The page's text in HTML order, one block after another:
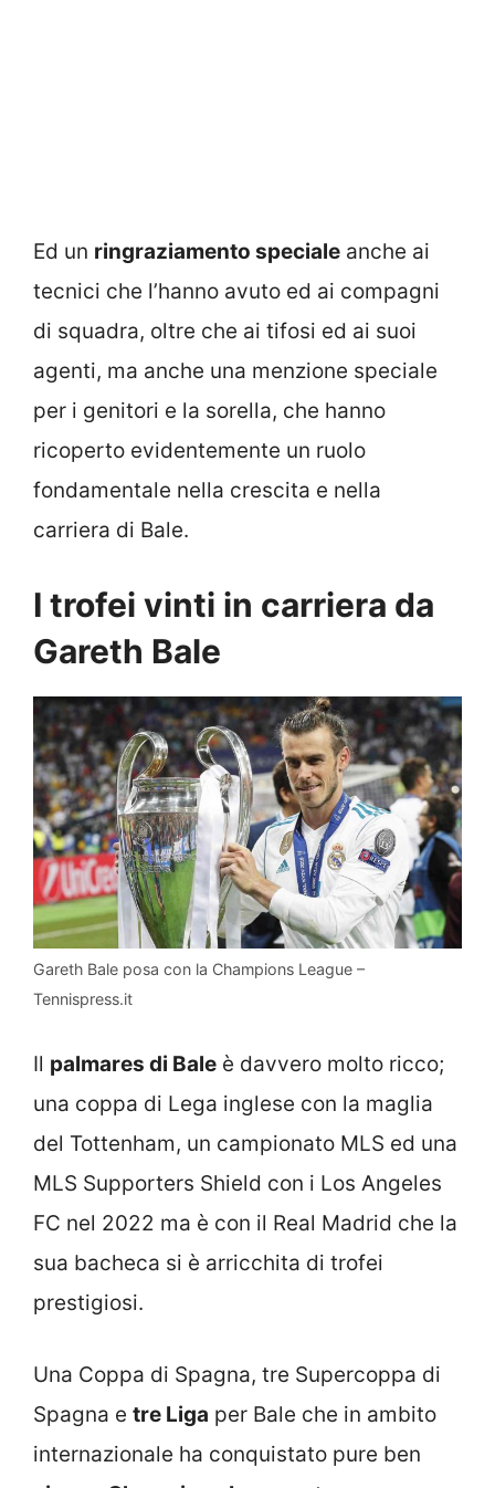
Ed un ringraziamento speciale anche ai
tecnici che l’hanno avuto ed ai compagni
di squadra, oltre che ai tifosi ed ai suoi
agenti, ma anche una menzione speciale
per i genitori e la sorella, che hanno
ricoperto evidentemente un ruolo
fondamentale nella crescita e nella
carriera di Bale.
I trofei vinti in carriera da
Gareth Bale
Gareth Bale posa con la Champions League –
Tennispress.it
Il palmares di Bale è davvero molto ricco;
una coppa di Lega inglese con la maglia
del Tottenham, un campionato MLS ed una
MLS Supporters Shield con i Los Angeles
FC nel 2022 ma è con il Real Madrid che la
sua bacheca si è arricchita di trofei
prestigiosi.
Una Coppa di Spagna, tre Supercoppa di
Spagna e tre Liga per Bale che in ambito
internazionale ha conquistato pure ben